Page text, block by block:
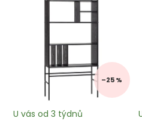
Abecedně
–25 %
U vás od 3 týdnů